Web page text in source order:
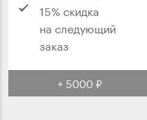
15% скидка
на следующий
заказ
+ 5000 ₽